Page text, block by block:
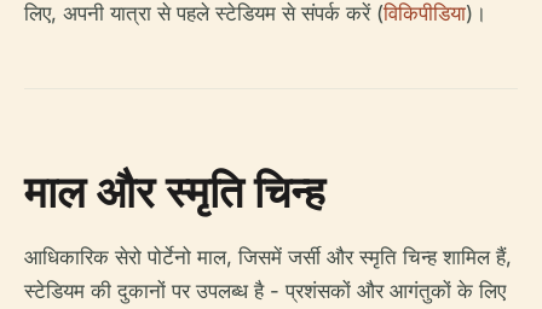
लिए, अपनी यात्रा से पहले स्टेडियम से संपर्क करें (विकिपीडिया)।
माल और स्मृति चिन्ह
आधिकारिक सेरो पोर्टेनो माल, जिसमें जर्सी और स्मृति चिन्ह शामिल हैं,
स्टेडियम की दुकानों पर उपलब्ध है - प्रशंसकों और आगंतुकों के लिए